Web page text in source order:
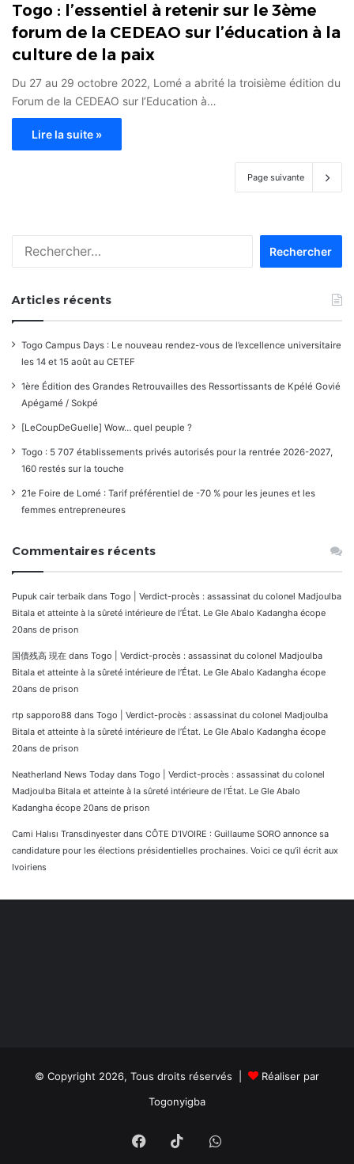
Togo : l’essentiel à retenir sur le 3ème
forum de la CEDEAO sur l’éducation à la
culture de la paix
Du 27 au 29 octobre 2022, Lomé a abrité la troisième édition du
Forum de la CEDEAO sur l’Education à…
Lire la suite »
Page suivante
Articles récents
Togo Campus Days : Le nouveau rendez-vous de l’excellence universitaire
les 14 et 15 août au CETEF
1ère Édition des Grandes Retrouvailles des Ressortissants de Kpélé Govié
Apégamé / Sokpé
[LeCoupDeGuelle] Wow… quel peuple ?
Togo : 5 707 établissements privés autorisés pour la rentrée 2026-2027,
160 restés sur la touche
21e Foire de Lomé : Tarif préférentiel de -70 % pour les jeunes et les
femmes entrepreneures
Commentaires récents
Pupuk cair terbaik dans Togo | Verdict-procès : assassinat du colonel Madjoulba
Bitala et atteinte à la sûreté intérieure de l’État. Le Gle Abalo Kadangha écope
20ans de prison
国債残高 現在 dans Togo | Verdict-procès : assassinat du colonel Madjoulba
Bitala et atteinte à la sûreté intérieure de l’État. Le Gle Abalo Kadangha écope
20ans de prison
rtp sapporo88 dans Togo | Verdict-procès : assassinat du colonel Madjoulba
Bitala et atteinte à la sûreté intérieure de l’État. Le Gle Abalo Kadangha écope
20ans de prison
Neatherland News Today dans Togo | Verdict-procès : assassinat du colonel
Madjoulba Bitala et atteinte à la sûreté intérieure de l’État. Le Gle Abalo
Kadangha écope 20ans de prison
Cami Halısı Transdinyester dans CÔTE D’IVOIRE : Guillaume SORO annonce sa
candidature pour les élections présidentielles prochaines. Voici ce qu’il écrit aux
Ivoiriens
© Copyright 2026, Tous droits réservés |
Réaliser par
Togonyigba
Facebook
TikTokWhatsApp